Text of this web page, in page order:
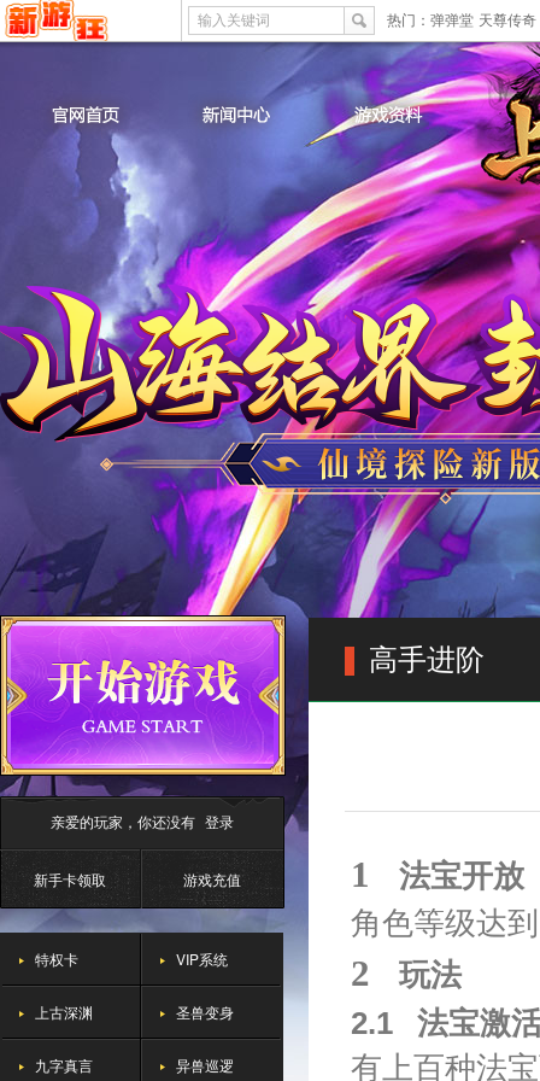
输入关键词 热门： 弹弹堂 天尊传奇
亲爱的玩家，你还没有 登录
新手卡领取 游戏充值
特权卡 VIP系统
上古深渊 圣兽变身
九字真言 异兽巡逻
高手进阶
1 法宝开放
角色等级达
2
玩法
2.1
法宝激
有上百种法